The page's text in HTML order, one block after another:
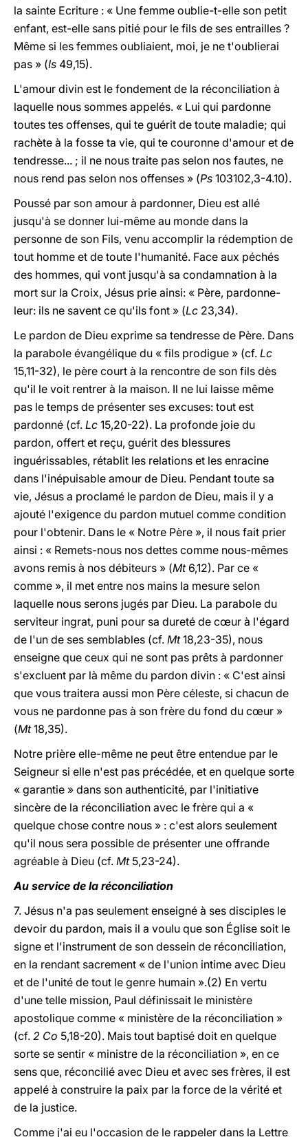
la sainte Ecriture : « Une femme oublie-t-elle son petit
enfant, est-elle sans pitié pour le fils de ses entrailles ?
Même si les femmes oubliaient, moi, je ne t'oublierai
pas » (Is 49,15).
L'amour divin est le fondement de la réconciliation à
laquelle nous sommes appelés. « Lui qui pardonne
toutes tes offenses, qui te guérit de toute maladie; qui
rachète à la fosse ta vie, qui te couronne d'amour et de
tendresse... ; il ne nous traite pas selon nos fautes, ne
nous rend pas selon nos offenses » (Ps 103102,3-4.10).
Poussé par son amour à pardonner, Dieu est allé
jusqu'à se donner lui-même au monde dans la
personne de son Fils, venu accomplir la rédemption de
tout homme et de toute l'humanité. Face aux péchés
des hommes, qui vont jusqu'à sa condamnation à la
mort sur la Croix, Jésus prie ainsi: « Père, pardonne-
leur: ils ne savent ce qu'ils font » (Lc 23,34).
Le pardon de Dieu exprime sa tendresse de Père. Dans
la parabole évangélique du « fils prodigue » (cf. Lc
15,11-32), le père court à la rencontre de son fils dès
qu'il le voit rentrer à la maison. Il ne lui laisse même
pas le temps de présenter ses excuses: tout est
pardonné (cf. Lc 15,20-22). La profonde joie du
pardon, offert et reçu, guérit des blessures
inguérissables, rétablit les relations et les enracine
dans l'inépuisable amour de Dieu. Pendant toute sa
vie, Jésus a proclamé le pardon de Dieu, mais il y a
ajouté l'exigence du pardon mutuel comme condition
pour l'obtenir. Dans le « Notre Père », il nous fait prier
ainsi : « Remets-nous nos dettes comme nous-mêmes
avons remis à nos débiteurs » (Mt6,12). Par ce «
comme », il met entre nos mains la mesure selon
laquelle nous serons jugés par Dieu. La parabole du
serviteur ingrat, puni pour sa dureté de cœur à l'égard
de l'un de ses semblables (cf. Mt18,23-35), nous
enseigne que ceux qui ne sont pas prêts à pardonner
s'excluent par là même du pardon divin : « C'est ainsi
que vous traitera aussi mon Père céleste, si chacun de
vous ne pardonne pas à son frère du fond du cœur »
(Mt18,35).
Notre prière elle-même ne peut être entendue par le
Seigneur si elle n'est pas précédée, et en quelque sorte
« garantie » dans son authenticité, par l'initiative
sincère de la réconciliation avec le frère qui a «
quelque chose contre nous » : c'est alors seulement
qu'il nous sera possible de présenter une offrande
agréable à Dieu (cf. Mt5,23-24).
Au service de la réconciliation
7. Jésus n'a pas seulement enseigné à ses disciples le
devoir du pardon, mais il a voulu que son Église soit le
signe et l'instrument de son dessein de réconciliation,
en la rendant sacrement « de l'union intime avec Dieu
et de l'unité de tout le genre humain ».(2) En vertu
d'une telle mission, Paul définissait le ministère
apostolique comme « ministère de la réconciliation »
(cf. 2 Co 5,18-20). Mais tout baptisé doit en quelque
sorte se sentir « ministre de la réconciliation », en ce
sens que, réconcilié avec Dieu et avec ses frères, il est
appelé à construire la paix par la force de la vérité et
de la justice.
Comme j'ai eu l'occasion de le rappeler dans la Lettre